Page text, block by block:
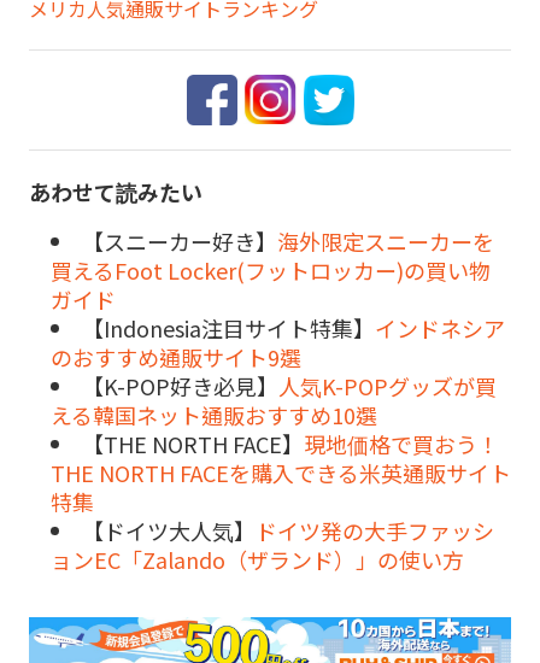
メリカ人気通販サイトランキング
あわせて読みたい
【スニーカー好き】 海外限定スニーカーを
買えるFoot Locker(フットロッカー)の買い物
ガイド
【Indonesia注目サイト特集】 インドネシア
のおすすめ通販サイト9選
【K-POP好き必見】 人気K-POPグッズが買
える韓国ネット通販おすすめ10選
【THE NORTH FACE】 現地価格で買おう！
THE NORTH FACEを購入できる米英通販サイト
特集
【ドイツ大人気】
ドイツ発の大手ファッシ
ョンEC「Zalando（ザランド）」の使い方